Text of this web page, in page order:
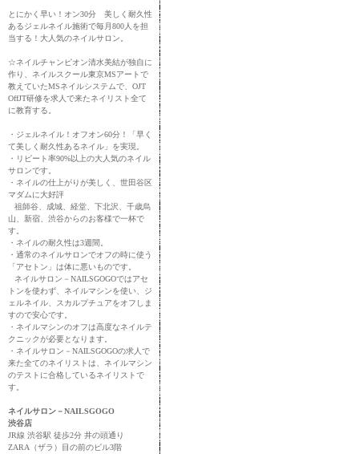
とにかく早い！オン30分 美しく耐久性
あるジェルネイル施術で毎月800人を担
当する！大人気のネイルサロン。
☆ネイルチャンピオン清水美結が独自に
作り、ネイルスクール東京MSアートで
教えていたMSネイルシステムで、OJT
OffJT研修を求人で来たネイリスト全て
に教育する。
・ジェルネイル！オフオン60分！「早く
て美しく耐久性あるネイル」を実現。
・リピート率90%以上の大人気のネイル
サロンです。
・ネイルの仕上がりが美しく、世田谷区
マダムに大好評
祖師谷、成城、経堂、下北沢、千歳烏
山、新宿、渋谷からのお客様で一杯で
す。
・ネイルの耐久性は3週間。
・通常のネイルサロンでオフの時に使う
「アセトン」は体に悪いものです。
ネイルサロン－NAILSGOGOではアセ
トンを使わず、ネイルマシンを使い、ジ
ェルネイル、スカルプチュアをオフしま
すので安心です。
・ネイルマシンのオフは高度なネイルテ
クニックが必要となります。
・ネイルサロン－NAILSGOGOの求人で
来た全てのネイリストは、ネイルマシン
のテストに合格しているネイリストで
す。
ネイルサロン－NAILSGOGO
渋谷店
JR線 渋谷駅 徒歩2分 井の頭通り
ZARA（ザラ）目の前のビル3階